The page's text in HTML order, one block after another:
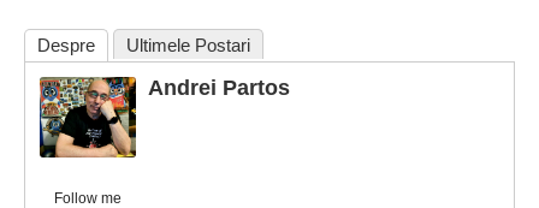
Despre Ultimele Postari
Follow me
Andrei Partos